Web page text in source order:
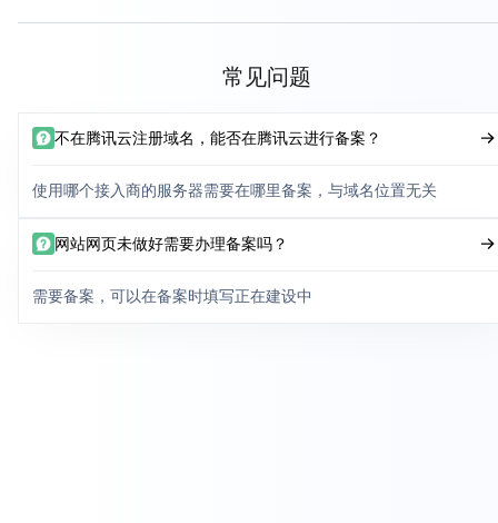
常见问题
不在腾讯云注册域名，能否在腾讯云进行备案？
使用哪个接入商的服务器需要在哪里备案，与域名位置无关
网站网页未做好需要办理备案吗？
需要备案，可以在备案时填写正在建设中